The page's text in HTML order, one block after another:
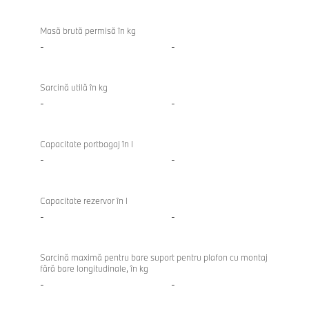
Masă brută permisă în kg
- -
Sarcină utilă în kg
- -
Capacitate portbagaj în l
- -
Capacitate rezervor în l
- -
Sarcină maximă pentru bare suport pentru plafon cu montaj
fără bare longitudinale, în kg
- -